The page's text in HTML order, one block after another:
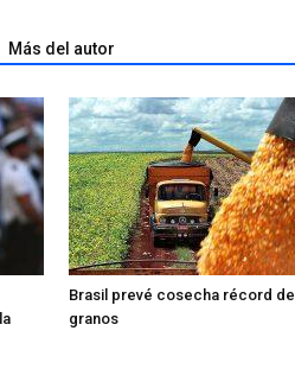
Más del autor
Brasil prevé cosecha récord de
granos